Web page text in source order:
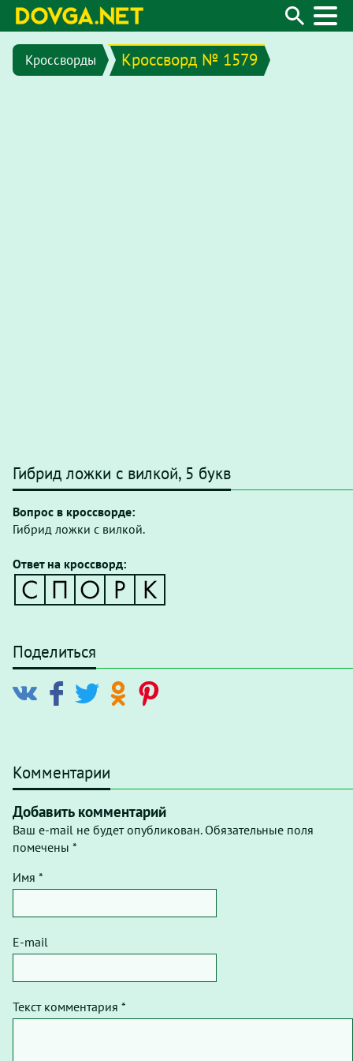
Кроссворды Кроссворд № 1579
Гибрид ложки с вилкой, 5 букв
Вопрос в кроссворде:
Гибрид ложки с вилкой.
Ответ на кроссворд:
Поделиться
Комментарии
Добавить комментарий
Ваш e-mail не будет опубликован. Обязательные поля
помечены *
Имя *
E-mail
Текст комментария *